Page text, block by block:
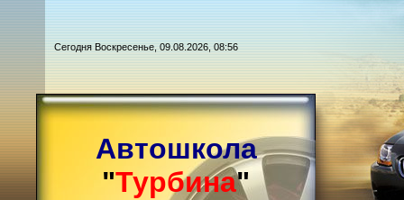
Сегодня Воскресенье, 09.08.2026, 08:56
Автошкола
"Турбина"